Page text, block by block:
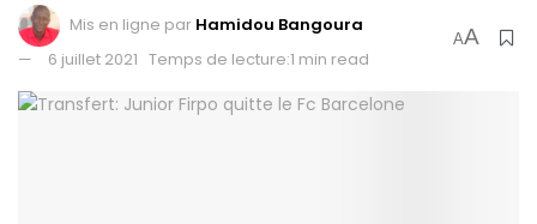
Mis en ligne par Hamidou Bangoura
6 juillet 2021 Temps de lecture:1 min read
AA